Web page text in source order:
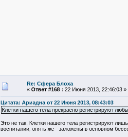
Re: Сфера Блоха
« Ответ #168 : 22 Июня 2013, 22:46:03 »
Цитата: Ариадна от 22 Июня 2013, 08:43:03
Клетки нашего тела прекрасно регистрируют
Это не так. Клетки нашего тела регистрируют
воспитании, опять же - заложены в основном